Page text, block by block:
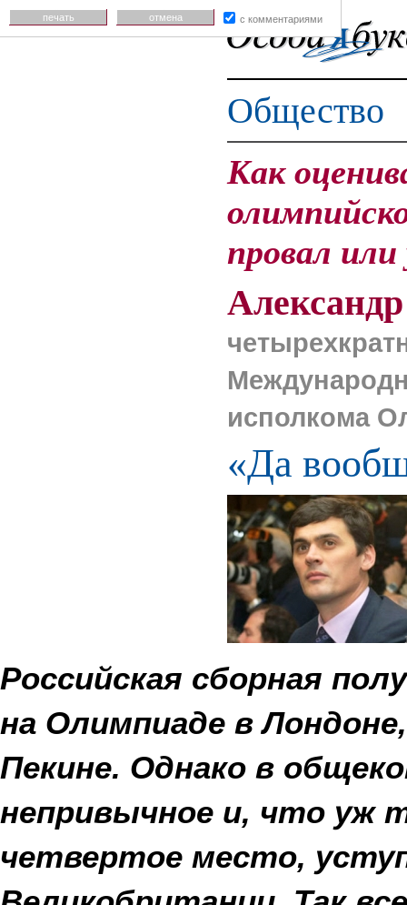
Общество
Как
провал или
исполкома
«Да
Российская сборная
на Олимпиаде в
Пекине. Однако в
непривычное и, что уж
четвертое место,
печать отмена с комментариями